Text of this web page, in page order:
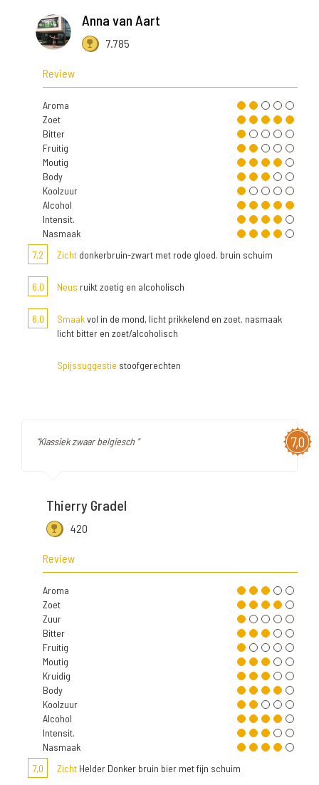
Anna van Aart
7.785
Review
Aroma
Zoet
Bitter
Fruitig
Moutig
Body
Koolzuur
Alcohol
Intensit.
Nasmaak
7,2
Zicht donkerbruin-zwart met rode gloed. bruin schuim
6,0 Neus ruikt zoetig en alcoholisch
6,0 Smaakvol in de mond, licht prikkelend en zoet. nasmaak
licht bitter en zoet/alcoholisch
Spijssuggestie stoofgerechten
7,0
"Klassiek zwaar belgiesch "
Thierry Gradel
420
Review
Aroma
Zoet
Zuur
Bitter
Fruitig
Moutig
Kruidig
Body
Koolzuur
Alcohol
Intensit.
Nasmaak
7,0
Zicht Helder Donker bruin bier met fijn schuim